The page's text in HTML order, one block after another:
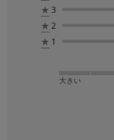
★ 3
★ 2
★ 1
大きい